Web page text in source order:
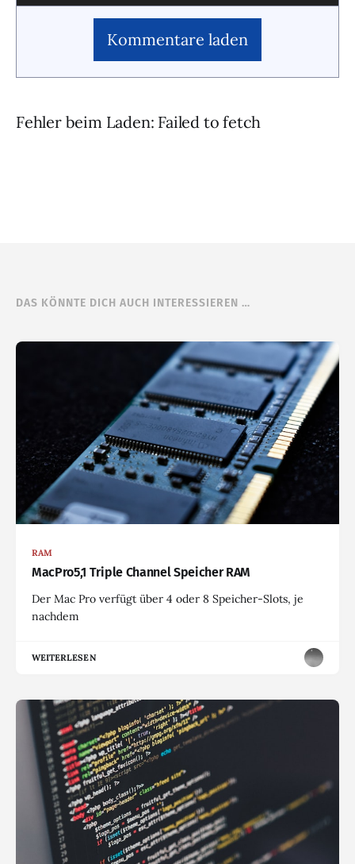
Kommentare laden
Fehler beim Laden: Failed to fetch
DAS KÖNNTE DICH AUCH INTERESSIEREN …
RAM
MacPro5,1 Triple Channel Speicher RAM
Der Mac Pro verfügt über 4 oder 8 Speicher-Slots, je
nachdem
WEITERLESEN